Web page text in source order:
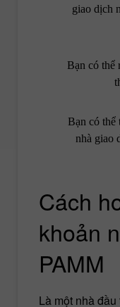
giao dịch
Bạn có thể
Bạn có thể
nhà giao
Cách
khoản
PAMM
Là một nhà